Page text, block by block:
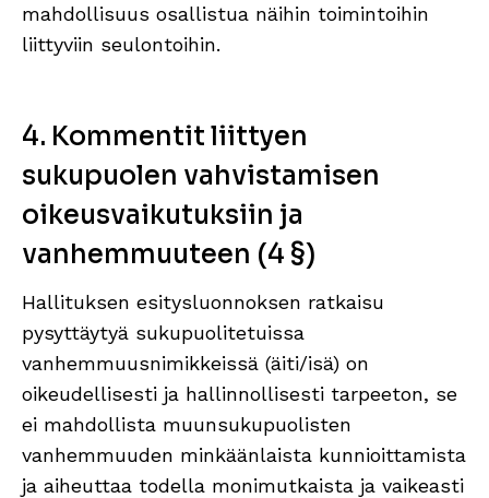
mahdollisuus osallistua näihin toimintoihin
liittyviin seulontoihin.
4. Kommentit liittyen
sukupuolen vahvistamisen
oikeusvaikutuksiin ja
vanhemmuuteen (4 §)
Hallituksen esitysluonnoksen ratkaisu
pysyttäytyä sukupuolitetuissa
vanhemmuusnimikkeissä (äiti/isä) on
oikeudellisesti ja hallinnollisesti tarpeeton, se
ei mahdollista muunsukupuolisten
vanhemmuuden minkäänlaista kunnioittamista
ja aiheuttaa todella monimutkaista ja vaikeasti